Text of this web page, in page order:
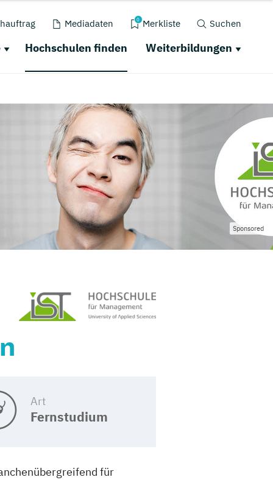
Mediadaten 0 Merkliste Suchen
Hochschulen finden Weiterbildungen
Sponsored
Art
Fernstudium
für